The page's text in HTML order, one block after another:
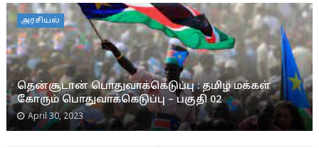
அரசியல்
தென்சூடான் பொதுவாக்கெடுப்பு : தமிழ் மக்கள்
கோரும் பொதுவாக்கெடுப்பு – பகுதி 02
April 30, 2023